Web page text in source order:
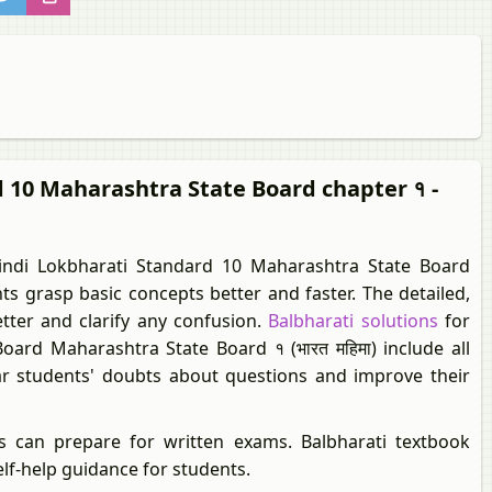
Maharashtra State Board chapter १ -
Lokbharati Standard 10 Maharashtra State Board
grasp basic concepts better and faster. The detailed,
and clarify any confusion. Balbharati solutions for
Maharashtra State Board १ (भारत महिमा) include all
students' doubts about questions and improve their
can prepare for written exams. Balbharati textbook
help guidance for students.